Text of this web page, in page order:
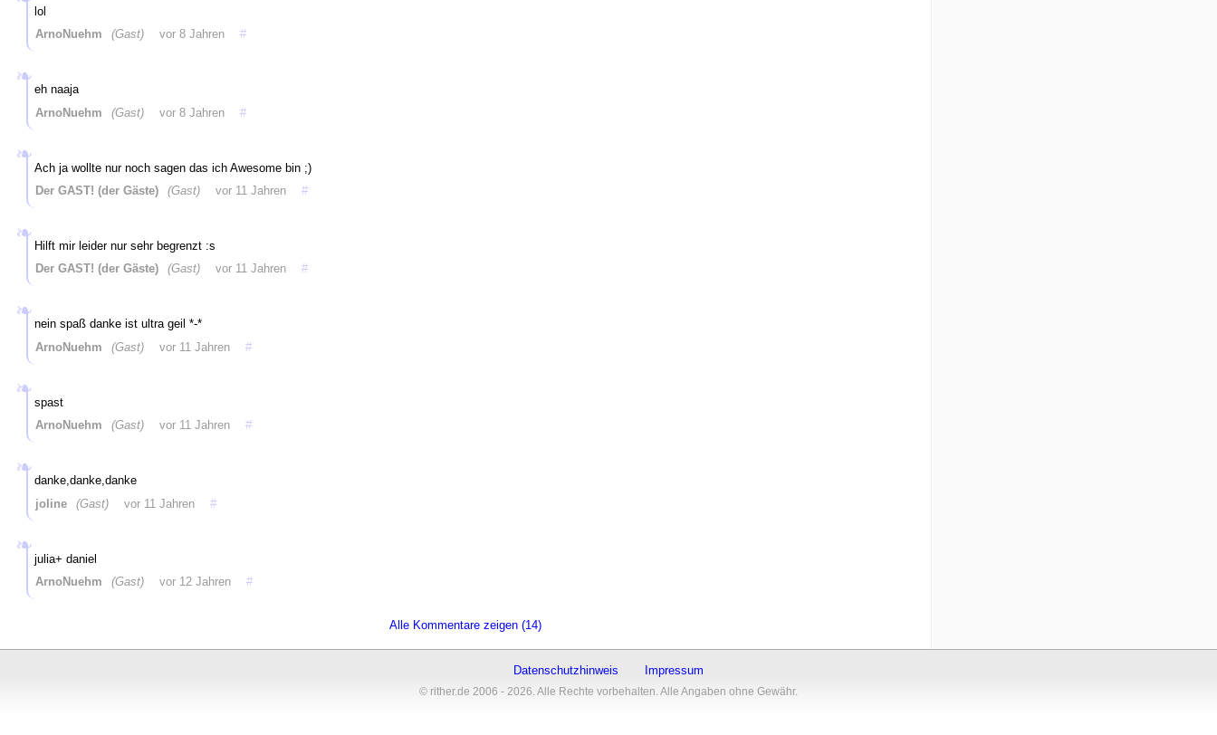
lol
ArnoNuehm
(Gast) vor 8 Jahren #
eh naaja
ArnoNuehm
(Gast) vor 8 Jahren #
Ach ja wollte nur noch sagen das ich Awesome bin ;)
Der GAST! (der Gäste)
(Gast) vor 11 Jahren #
Hilft mir leider nur sehr begrenzt :s
Der GAST! (der Gäste)
(Gast) vor 11 Jahren #
nein spaß danke ist ultra geil *-*
ArnoNuehm
(Gast) vor 11 Jahren #
spast
ArnoNuehm
(Gast) vor 11 Jahren #
danke,danke,danke
joline
(Gast) vor 11 Jahren #
julia+ daniel
ArnoNuehm
(Gast) vor 12 Jahren #
Alle Kommentare zeigen (14)
Datenschutzhinweis Impressum
© rither.de 2006 - 2026. Alle Rechte vorbehalten. Alle Angaben ohne Gewähr.